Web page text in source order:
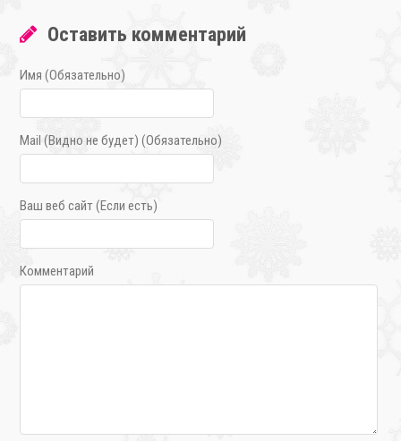
Оставить комментарий
Имя (Обязательно)
Mail (Видно не будет) (Обязательно)
Ваш веб сайт (Если есть)
Комментарий